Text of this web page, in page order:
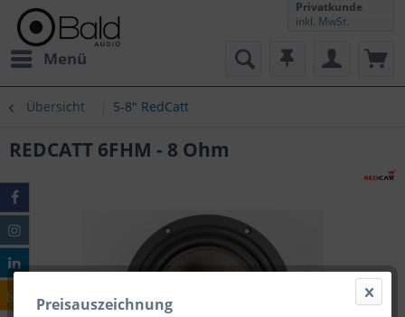
Menü
Privatkunde
inkl. MwSt.
Übersicht 5-8" RedCatt
REDCATT 6FHM - 8 Ohm
Preisauszeichnung